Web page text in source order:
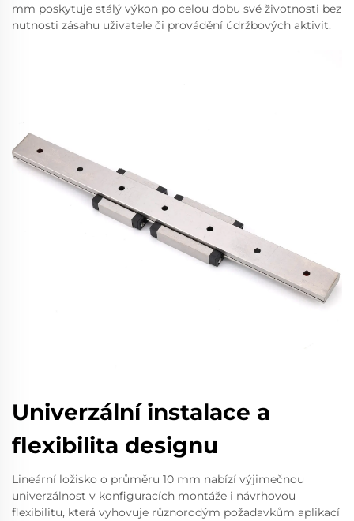
mm poskytuje stálý výkon po celou dobu své životnosti bez
nutnosti zásahu uživatele či provádění údržbových aktivit.
Univerzální instalace a
flexibilita designu
Lineární ložisko o průměru 10 mm nabízí výjimečnou
univerzálnost v konfiguracích montáže i návrhovou
flexibilitu, která vyhovuje různorodým požadavkům aplikací